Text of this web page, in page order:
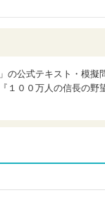
の公式テキスト・模擬
１００万人の信長の野